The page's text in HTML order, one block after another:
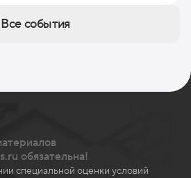
Все события
обязательна!
специальной оценки условий